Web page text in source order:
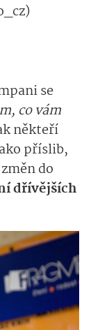
se
co vám
někteří
příslib,
do
dřívějších